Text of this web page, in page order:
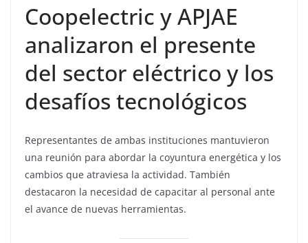
Coopelectric y APJAE
analizaron el presente
del sector eléctrico y los
desafíos tecnológicos
Representantes de ambas instituciones mantuvieron
una reunión para abordar la coyuntura energética y los
cambios que atraviesa la actividad. También
destacaron la necesidad de capacitar al personal ante
el avance de nuevas herramientas.